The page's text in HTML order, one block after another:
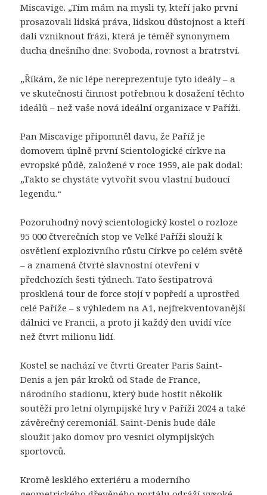
Miscavige. „Tím mám na mysli ty, kteří jako první
prosazovali lidská práva, lidskou důstojnost a kteří
dali vzniknout frázi, která je téměř synonymem
ducha dnešního dne: Svoboda, rovnost a bratrství.
„Říkám, že nic lépe nereprezentuje tyto ideály – a
ve skutečnosti činnost potřebnou k dosažení těchto
ideálů – než vaše nová ideální organizace v Paříži.
Pan Miscavige připomněl davu, že Paříž je
domovem úplně první Scientologické církve na
evropské půdě, založené v roce 1959, ale pak dodal:
„Takto se chystáte vytvořit svou vlastní budoucí
legendu.“
Pozoruhodný nový scientologický kostel o rozloze
95 000 čtverečních stop ve Velké Paříži slouží k
osvětlení explozivního růstu Církve po celém světě
– a znamená čtvrté slavnostní otevření v
předchozích šesti týdnech. Tato šestipatrová
prosklená tour de force stojí v popředí a uprostřed
celé Paříže – s výhledem na A1, nejfrekventovanější
dálnici ve Francii, a proto ji každý den uvidí více
než čtvrt milionu lidí.
Kostel se nachází ve čtvrti Greater Paris Saint-
Denis a jen pár kroků od Stade de France,
národního stadionu, který bude hostit několik
soutěží pro letní olympijské hry v Paříži 2024 a také
závěrečný ceremoniál. Saint-Denis bude dále
sloužit jako domov pro vesnici olympijských
sportovců.
Kromě lesklého exteriéru a moderního